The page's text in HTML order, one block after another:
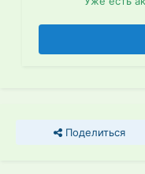
Поделиться